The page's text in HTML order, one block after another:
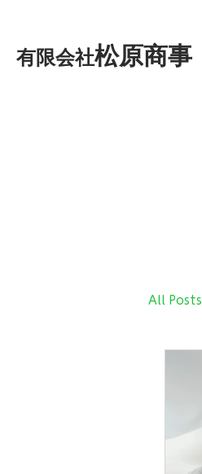
有限会社松原商事
All Posts